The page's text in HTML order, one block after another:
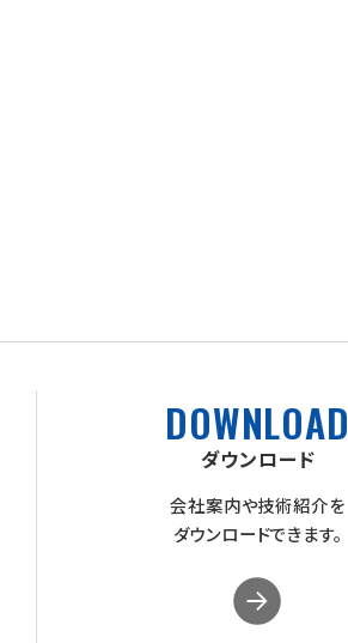
ダウンロード
DOWNLOAD
会社案内や技術紹介を
ダウンロードできます。